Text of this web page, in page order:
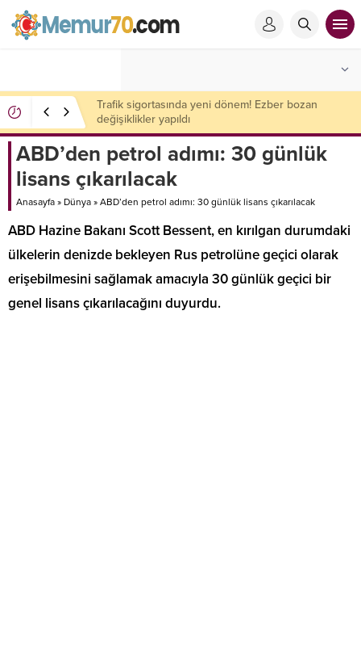
Çin’den ABD’ye yeni misilleme: Yaptırımlar peş
peşe geldi
ABD’den petrol adımı: 30 günlük
lisans çıkarılacak
Anasayfa » Dünya » ABD’den petrol adımı: 30 günlük lisans çıkarılacak
ABD Hazine Bakanı Scott Bessent, en kırılgan durumdaki
ülkelerin denizde bekleyen Rus petrolüne geçici olarak
erişebilmesini sağlamak amacıyla 30 günlük geçici bir
genel lisans çıkarılacağını duyurdu.